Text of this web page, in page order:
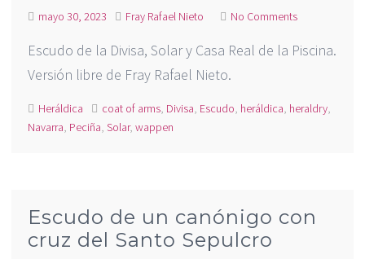
mayo 30, 2023 Fray Rafael Nieto No Comments
Escudo de la Divisa, Solar y Casa Real de la Piscina.
Versión libre de Fray Rafael Nieto.
Heráldica coat of arms, Divisa, Escudo, heráldica, heraldry,
Navarra, Peciña,Solar,wappen
Escudo de un canónigo con
cruz del Santo Sepulcro